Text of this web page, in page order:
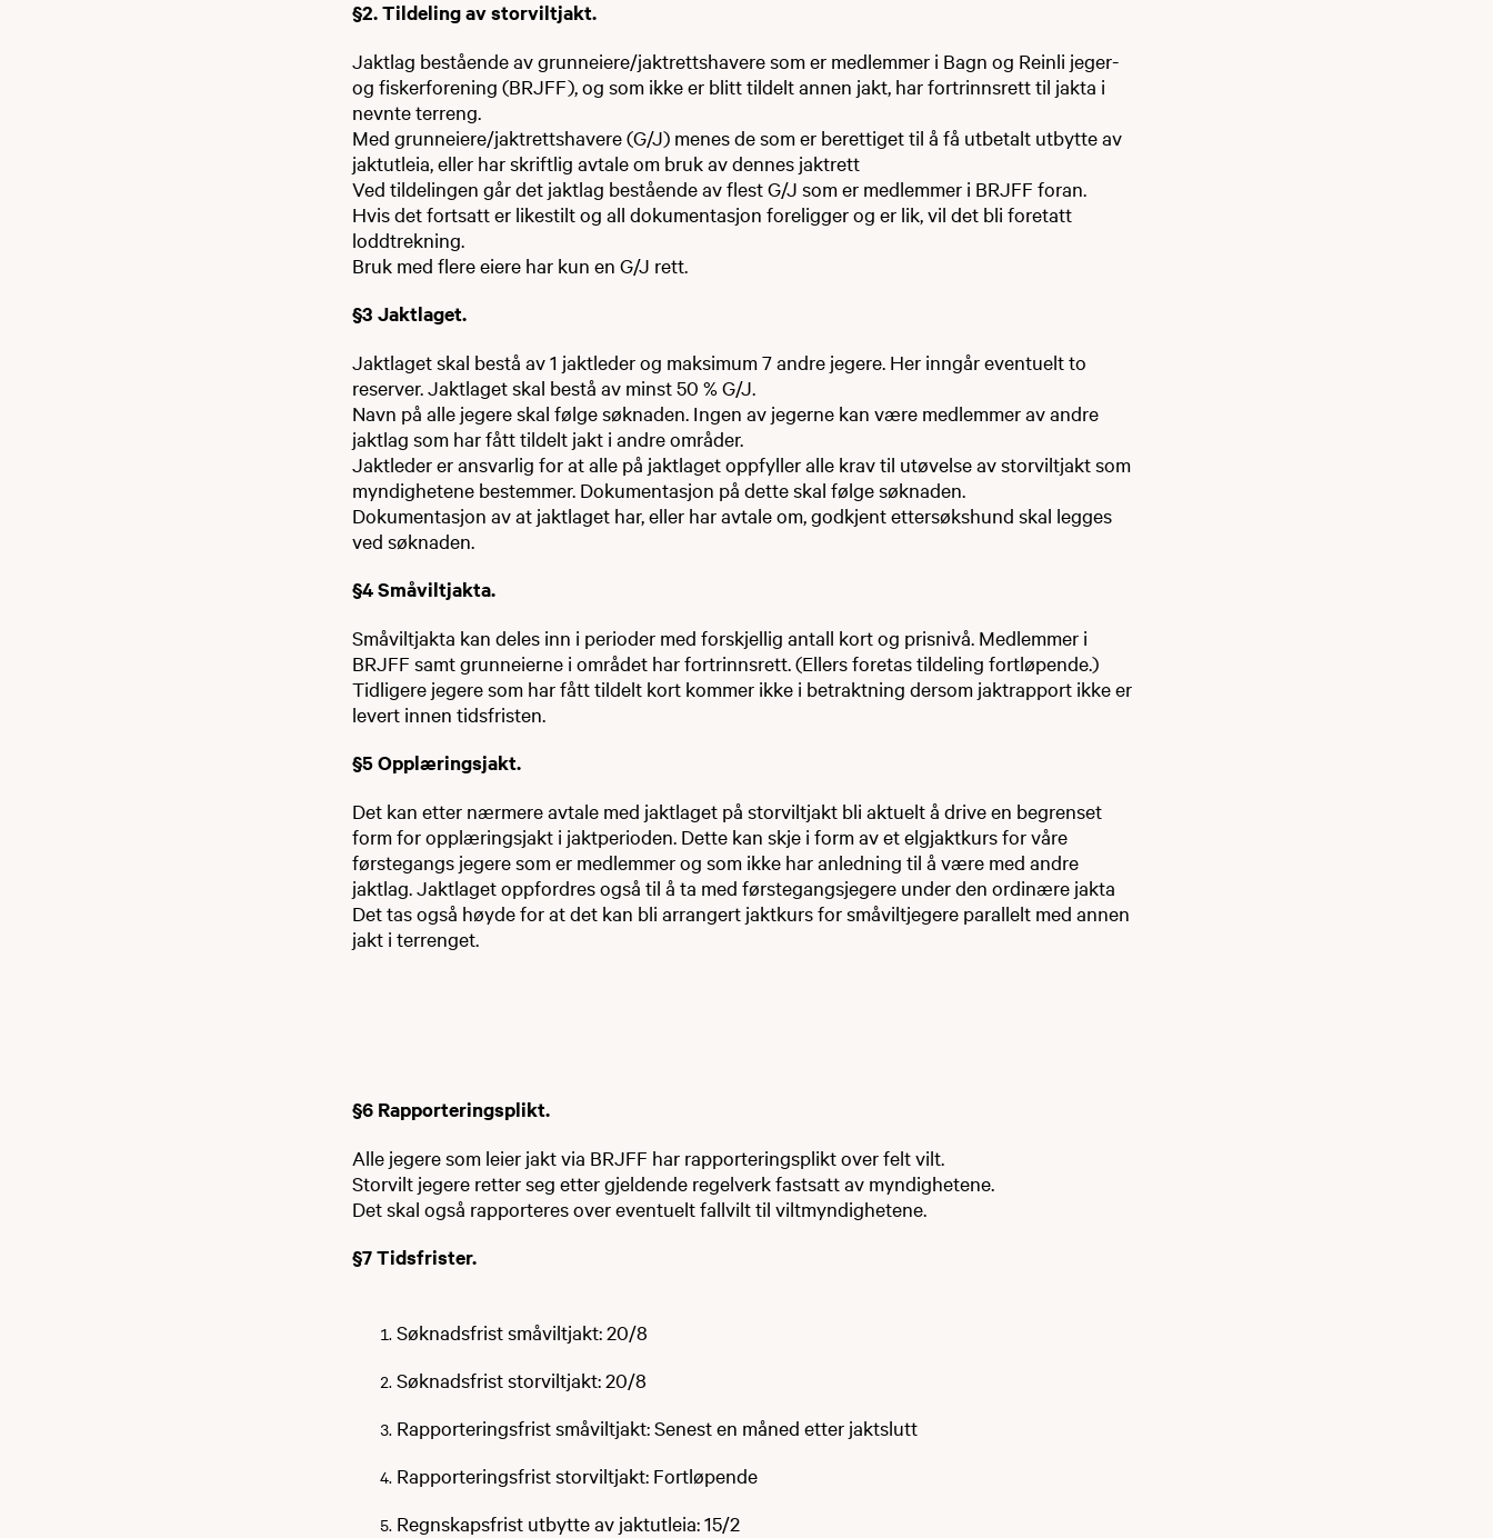
§2. Tildeling av storviltjakt.
Jaktlag bestående av grunneiere/jaktrettshavere som er medlemmer i Bagn og Reinli jeger-
og fiskerforening (BRJFF), og som ikke er blitt tildelt annen jakt, har fortrinnsrett til jakta i
nevnte terreng.
Med grunneiere/jaktrettshavere (G/J) menes de som er berettiget til å få utbetalt utbytte av
jaktutleia, eller har skriftlig avtale om bruk av dennes jaktrett
Ved tildelingen går det jaktlag bestående av flest G/J som er medlemmer i BRJFF foran.
Hvis det fortsatt er likestilt og all dokumentasjon foreligger og er lik, vil det bli foretatt
loddtrekning.
Bruk med flere eiere har kun en G/J rett.
§3 Jaktlaget.
Jaktlaget skal bestå av 1 jaktleder og maksimum 7 andre jegere. Her inngår eventuelt to
reserver. Jaktlaget skal bestå av minst 50 % G/J.
Navn på alle jegere skal følge søknaden. Ingen av jegerne kan være medlemmer av andre
jaktlag som har fått tildelt jakt i andre områder.
Jaktleder er ansvarlig for at alle på jaktlaget oppfyller alle krav til utøvelse av storviltjakt som
myndighetene bestemmer. Dokumentasjon på dette skal følge søknaden.
Dokumentasjon av at jaktlaget har, eller har avtale om, godkjent ettersøkshund skal legges
ved søknaden.
§4 Småviltjakta.
Småviltjakta kan deles inn i perioder med forskjellig antall kort og prisnivå. Medlemmer i
BRJFF samt grunneierne i området har fortrinnsrett. (Ellers foretas tildeling fortløpende.)
Tidligere jegere som har fått tildelt kort kommer ikke i betraktning dersom jaktrapport ikke er
levert innen tidsfristen.
§5 Opplæringsjakt.
Det kan etter nærmere avtale med jaktlaget på storviltjakt bli aktuelt å drive en begrenset
form for opplæringsjakt i jaktperioden. Dette kan skje i form av et elgjaktkurs for våre
førstegangs jegere som er medlemmer og som ikke har anledning til å være med andre
jaktlag. Jaktlaget oppfordres også til å ta med førstegangsjegere under den ordinære jakta
Det tas også høyde for at det kan bli arrangert jaktkurs for småviltjegere parallelt med annen
jakt i terrenget.
§6 Rapporteringsplikt.
Alle jegere som leier jakt via BRJFF har rapporteringsplikt over felt vilt.
Storvilt jegere retter seg etter gjeldende regelverk fastsatt av myndighetene.
Det skal også rapporteres over eventuelt fallvilt til viltmyndighetene.
§7 Tidsfrister.
Søknadsfrist småviltjakt: 20/8
Søknadsfrist storviltjakt: 20/8
Rapporteringsfrist småviltjakt: Senest en måned etter jaktslutt
Rapporteringsfrist storviltjakt: Fortløpende
Regnskapsfrist utbytte av jaktutleia: 15/2